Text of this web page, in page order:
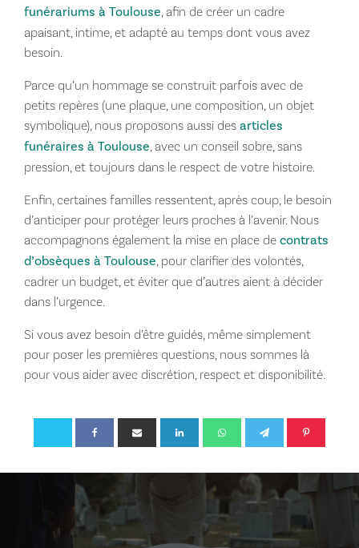
funérariums à Toulouse , afin de créer un cadre
apaisant, intime, et adapté au temps dont vous avez
besoin.
Parce qu’un hommage se construit parfois avec de
petits repères (une plaque, une composition, un objet
symbolique), nous proposons aussi des articles
funéraires à Toulouse , avec un conseil sobre, sans
pression, et toujours dans le respect de votre histoire.
Enfin, certaines familles ressentent, après coup, le besoin
d’anticiper pour protéger leurs proches à l’avenir. Nous
accompagnons également la mise en place de contrats
d’obsèques à Toulouse , pour clarifier des volontés,
cadrer un budget, et éviter que d’autres aient à décider
dans l’urgence.
Si vous avez besoin d’être guidés, même simplement
pour poser les premières questions, nous sommes là
pour vous aider avec discrétion, respect et disponibilité.